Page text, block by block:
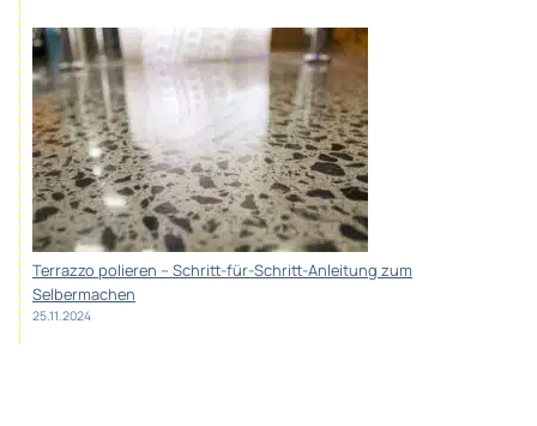
Terrazzo polieren – Schritt-für-Schritt-Anleitung zum
Selbermachen
25.11.2024